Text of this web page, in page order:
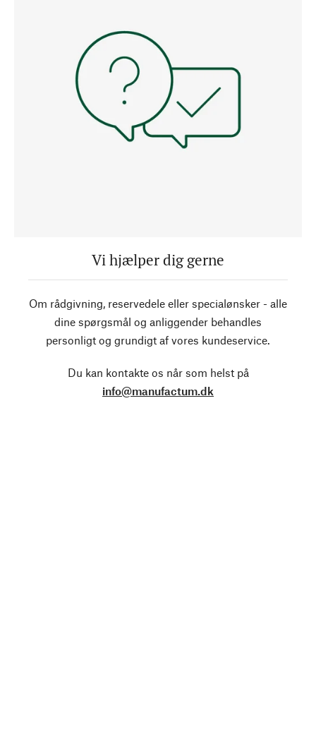
Vi hjælper dig gerne
Om rådgivning, reservedele eller specialønsker - alle
dine spørgsmål og anliggender behandles
personligt og grundigt af vores kundeservice.
Du kan kontakte os når som helst på
info@manufactum.dk